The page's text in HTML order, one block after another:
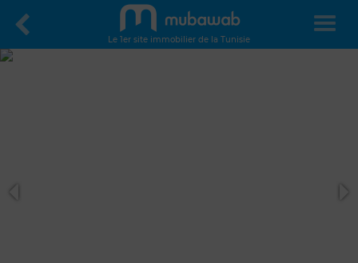
Le 1er site immobilier de la Tunisie